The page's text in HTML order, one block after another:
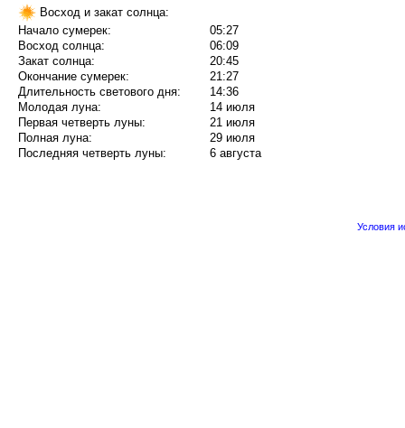
Восход и закат солнца:
Начало сумерек:
05:27
Восход солнца:
06:09
Закат солнца:
20:45
Окончание сумерек:
21:27
Длительность светового дня:
14:36
Молодая луна:
14 июля
Первая четверть луны:
21 июля
Полная луна:
29 июля
Последняя четверть луны:
6 августа
Условия